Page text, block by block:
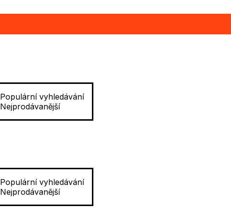
Populární vyhledávání
Nejprodávanější
Populární vyhledávání
Nejprodávanější